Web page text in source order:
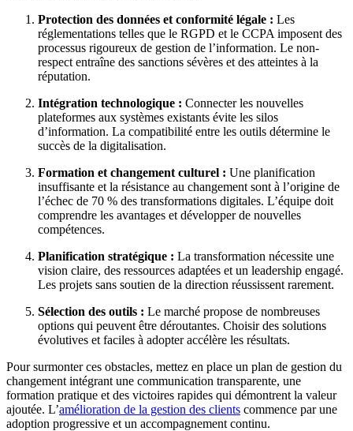
Protection des données et conformité légale : Les
réglementations telles que le RGPD et le CCPA imposent des
processus rigoureux de gestion de l’information. Le non-
respect entraîne des sanctions sévères et des atteintes à la
réputation.
Intégration technologique : Connecter les nouvelles
plateformes aux systèmes existants évite les silos
d’information. La compatibilité entre les outils détermine le
succès de la digitalisation.
Formation et changement culturel : Une planification
insuffisante et la résistance au changement sont à l’origine de
l’échec de 70 % des transformations digitales. L’équipe doit
comprendre les avantages et développer de nouvelles
compétences.
Planification stratégique : La transformation nécessite une
vision claire, des ressources adaptées et un leadership engagé.
Les projets sans soutien de la direction réussissent rarement.
Sélection des outils : Le marché propose de nombreuses
options qui peuvent être déroutantes. Choisir des solutions
évolutives et faciles à adopter accélère les résultats.
Pour surmonter ces obstacles, mettez en place un plan de gestion du
changement intégrant une communication transparente, une
formation pratique et des victoires rapides qui démontrent la valeur
ajoutée. L’amélioration de la gestion des clients commence par une
adoption progressive et un accompagnement continu.